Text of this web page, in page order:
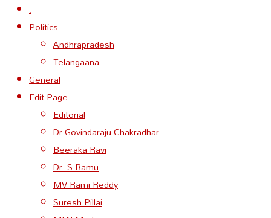
.
Politics
Andhrapradesh
Telangaana
General
Edit Page
Editorial
Dr Govindaraju Chakradhar
Beeraka Ravi
Dr. S Ramu
MV Rami Reddy
Suresh Pillai